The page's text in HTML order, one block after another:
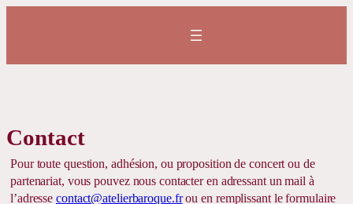
Contact
Pour toute question, adhésion, ou proposition de concert ou de
partenariat, vous pouvez nous contacter en adressant un mail à
l’adressecontact@atelierbaroque.frou en remplissant le formulaire